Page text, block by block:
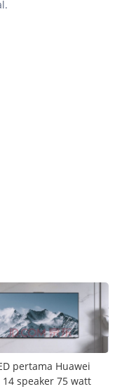
pertama Huawei
speaker 75 watt